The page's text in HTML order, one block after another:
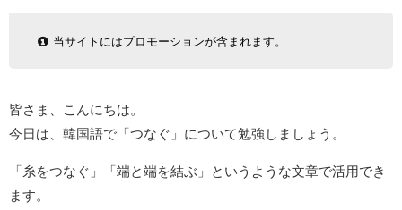
当サイトにはプロモーションが含まれます。
皆さま、こんにちは。
今日は、韓国語で「つなぐ」について勉強しましょう。
「糸をつなぐ」「端と端を結ぶ」というような文章で活用でき
ます。